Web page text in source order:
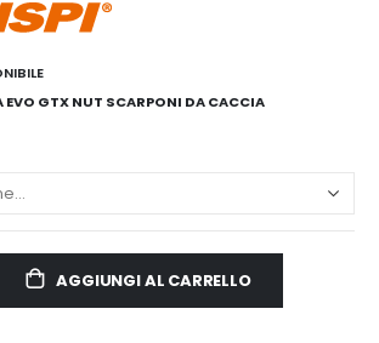
EVO GTX NUT SCARPONI DA CACCIA
AGGIUNGI AL CARRELLO